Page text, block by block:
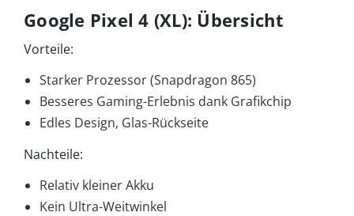
Google Pixel 4 (XL): Übersicht
Vorteile:
Starker Prozessor (Snapdragon 865)
Besseres Gaming-Erlebnis dank Grafikchip
Edles Design, Glas-Rückseite
Nachteile:
Relativ kleiner Akku
Kein Ultra-Weitwinkel